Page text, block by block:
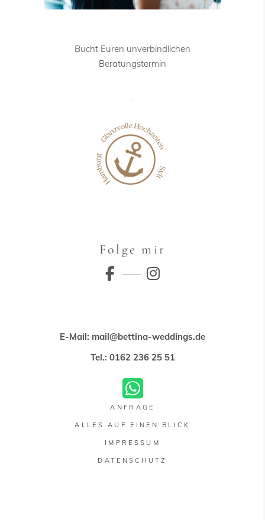
Bucht Euren unverbindlichen
Beratungstermin
Folge mir
E-Mail: mail@bettina-weddings.de
Tel.: 0162 236 25 51
ANFRAGE
ALLES AUF EINEN BLICK
IMPRESSUM
DATENSCHUTZ